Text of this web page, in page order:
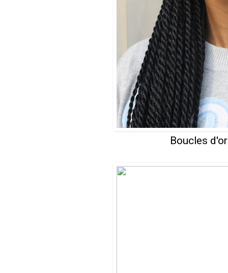
Boucles